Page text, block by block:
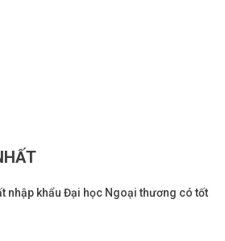
nhập khẩu Đại học Ngoại thương có tốt